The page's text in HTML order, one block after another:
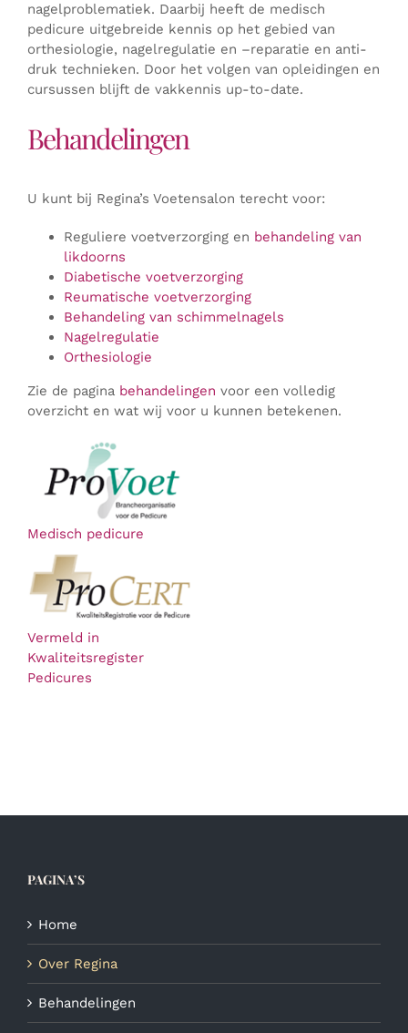
nagelproblematiek. Daarbij heeft de medisch
pedicure uitgebreide kennis op het gebied van
orthesiologie, nagelregulatie en –reparatie en anti-
druk technieken. Door het volgen van opleidingen en
cursussen blijft de vakkennis up-to-date.
Behandelingen
U kunt bij Regina’s Voetensalon terecht voor:
Reguliere voetverzorging en behandeling van
likdoorns
Diabetische voetverzorging
Reumatische voetverzorging
Behandeling van schimmelnagels
Nagelregulatie
Orthesiologie
Zie de pagina behandelingen voor een volledig
overzicht en wat wij voor u kunnen betekenen.
Medisch pedicure
Vermeld in
Kwaliteitsregister
Pedicures
PAGINA’S
Home
Over Regina
Behandelingen